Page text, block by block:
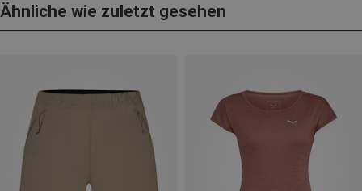
Ähnliche wie zuletzt gesehen